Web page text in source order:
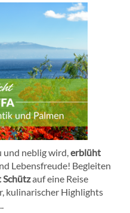
und neblig wird,erblüht
Lebensfreude! Begleiten
Schützauf eine Reise
kulinarischer Highlights